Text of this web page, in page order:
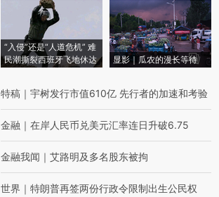
“入侵”还是“人道危机” 难
民潮撕裂西班牙飞地休达
显影｜瓜农的漫长等待
特稿 ｜ 宇树发行市值610亿 先行者的加速和考验
金融 ｜ 在岸人民币兑美元汇率连日升破6.75
金融我闻 ｜ 艾路明及多名股东被拘
世界 ｜ 特朗普再签两份行政令限制出生公民权